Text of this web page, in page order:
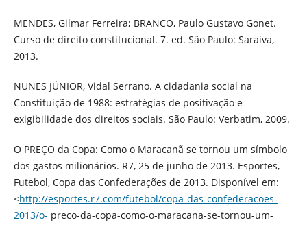
MENDES, Gilmar Ferreira; BRANCO, Paulo Gustavo Gonet.
Curso de direito constitucional. 7. ed. São Paulo: Saraiva,
2013.
NUNES JÚNIOR, Vidal Serrano. A cidadania social na
Constituição de 1988: estratégias de positivação e
exigibilidade dos direitos sociais. São Paulo: Verbatim, 2009.
O PREÇO da Copa: Como o Maracanã se tornou um símbolo
dos gastos milionários. R7, 25 de junho de 2013. Esportes,
Futebol, Copa das Confederações de 2013. Disponível em:
<http://esportes.r7.com/futebol/copa-das-confederacoes-
2013/o- preco-da-copa-como-o-maracana-se-tornou-um-